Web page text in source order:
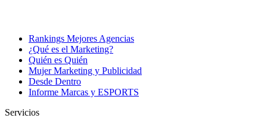
Rankings Mejores Agencias
¿Qué es el Marketing?
Quién es Quién
Mujer Marketing y Publicidad
Desde Dentro
Informe Marcas y ESPORTS
Servicios